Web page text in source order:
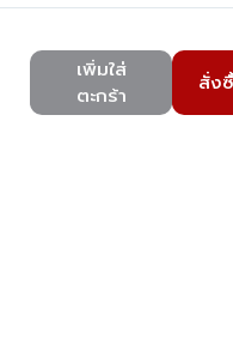
เพิ่มใส่
ตะกร้า
สั่ง